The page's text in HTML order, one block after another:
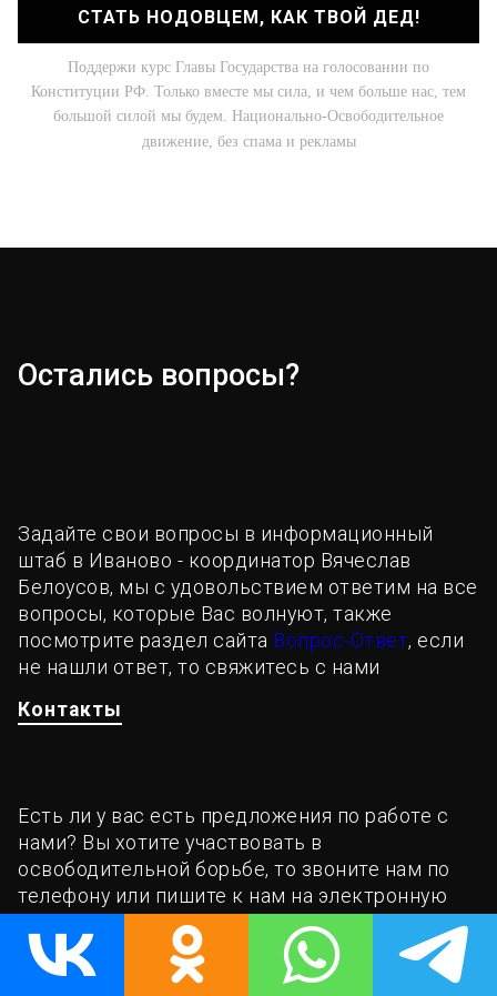
СТАТЬ НОДОВЦЕМ, КАК ТВОЙ ДЕД!
Поддержи курс Главы Государства на голосовании по
Конституции РФ. Только вместе мы сила, и чем больше нас, тем
большой силой мы будем. Национально-Освободительное
движение, без спама и рекламы
Остались вопросы?
Задайте свои вопросы в информационный
штаб в Иваново - координатор Вячеслав
Белоусов, мы с удовольствием ответим на все
вопросы, которые Вас волнуют, также
посмотрите раздел сайта Вопрос-Ответ, если
не нашли ответ, то свяжитесь с нами
Контакты
Есть ли у вас есть предложения по работе с
нами? Вы хотите участвовать в
освободительной борьбе, то звоните нам по
телефону или пишите к нам на электронную
belousov.rusnod@gmail.com